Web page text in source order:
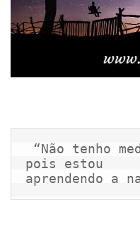
pois estou
aprendendo a